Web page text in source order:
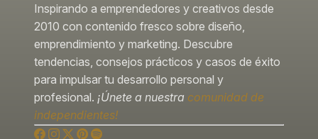
Inspirando a emprendedores y creativos desde
2010 con contenido fresco sobre diseño,
emprendimiento y marketing. Descubre
tendencias, consejos prácticos y casos de éxito
para impulsar tu desarrollo personal y
profesional. ¡Únete a nuestra comunidad de
independientes!